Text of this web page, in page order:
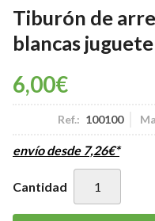
Tiburón de
blancas
6,00€
Ref.: 100100
envío desde 7,26€*
Cantidad